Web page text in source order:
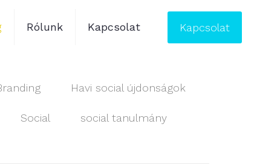
Rólunk Kapcsolat Kapcsolat
Havi social újdonságok
Social social tanulmány